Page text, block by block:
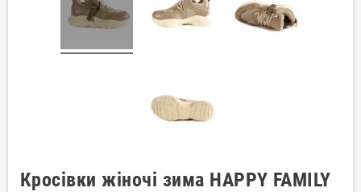
Кросівки жіночі зима HAPPY FAMILY